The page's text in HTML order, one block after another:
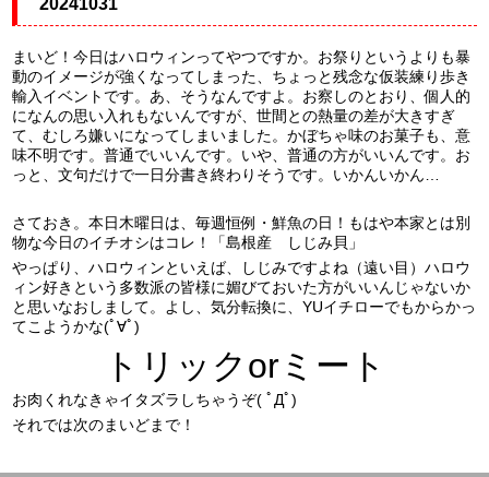
20241031
まいど！今日はハロウィンってやつですか。お祭りというよりも暴
動のイメージが強くなってしまった、ちょっと残念な仮装練り歩き
輸入イベントです。あ、そうなんですよ。お察しのとおり、個人的
になんの思い入れもないんですが、世間との熱量の差が大きすぎ
て、むしろ嫌いになってしまいました。かぼちゃ味のお菓子も、意
味不明です。普通でいいんです。いや、普通の方がいいんです。お
っと、文句だけで一日分書き終わりそうです。いかんいかん…
さておき。本日木曜日は、毎週恒例・鮮魚の日！もはや本家とは別
物な今日のイチオシはコレ！「島根産 しじみ貝」
やっぱり、ハロウィンといえば、しじみですよね（遠い目）ハロウ
ィン好きという多数派の皆様に媚びておいた方がいいんじゃないか
と思いなおしまして。よし、気分転換に、YUイチローでもからかっ
てこようかな(ﾟ∀ﾟ)
トリックorミート
お肉くれなきゃイタズラしちゃうぞ( ﾟДﾟ)
それでは次のまいどまで！